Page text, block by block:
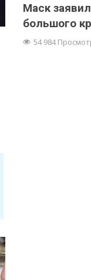
Маск
большого
54 984